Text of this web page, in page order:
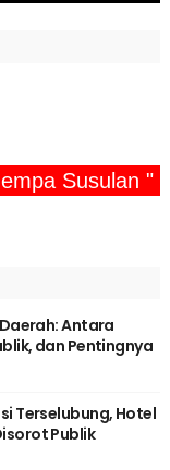
Susulan "
Antara
dan Pentingnya
Terselubung, Hotel
Publik